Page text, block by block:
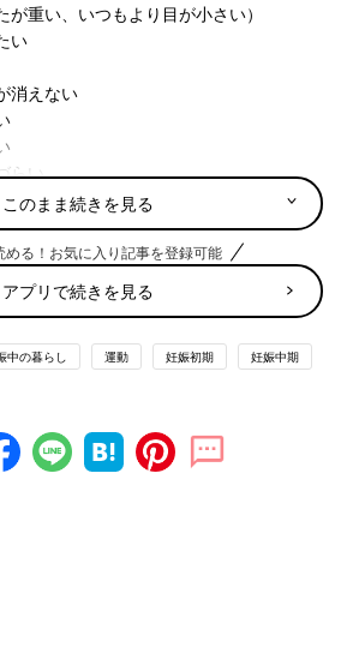
重い、いつもより目が小さい）
い
消えない
らい
靴が履けない
動かしづらい
多い
で毎日疲れている
ない
ターやエスカレーターにのってしまう
み物を飲んでしまう
このまま続きを見る
める！お気に入り記事を登録可能
アプリで続きを見る
中の暮らし 運動 妊娠初期 妊娠中期